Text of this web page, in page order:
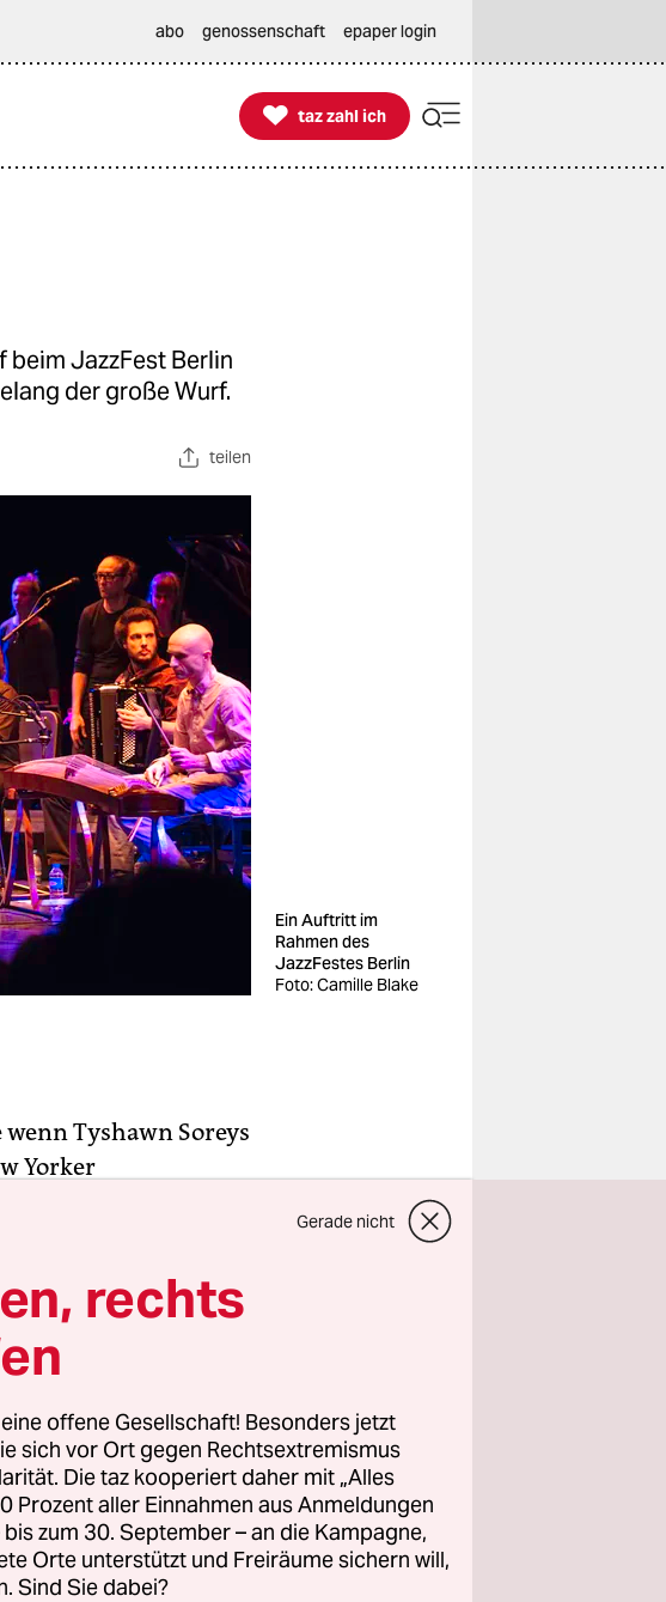
abo genossenschaft epaper login

taz zahl ich
taz zahl ich
JazzFest Berlin
der große Wurf.
teilen
Ein Auftritt im
Rahmen des
JazzFestes Berlin
Foto: Camille Blake
Tyshawn Soreys
Yorker
auf sein Trio
Donnerstag die
mit einem
Sorey,
offeriert
Projekten
Folk und
An die
Gerade nicht
rechts
offene Gesellschaft! Besonders jetzt
sich vor Ort gegen Rechtsextremismus
Die taz kooperiert daher mit „Alles
Prozent aller Einnahmen aus Anmeldungen
zum 30. September – an die Kampagne,
Orte unterstützt und Freiräume sichern will,
Sind Sie dabei?